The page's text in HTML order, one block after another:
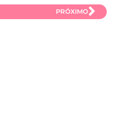
PRÓXIMO